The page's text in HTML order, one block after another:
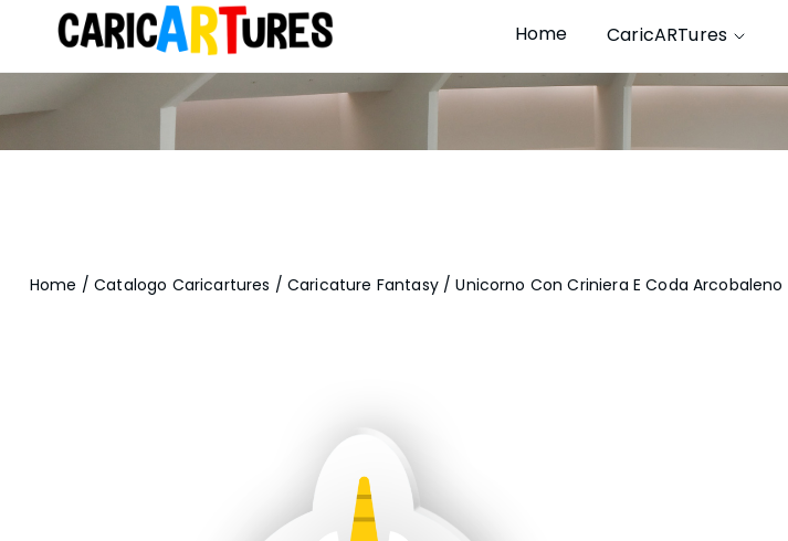
Home CaricARTures
Home /Catalogo Caricartures / Caricature Fantasy/ Unicorno Con Criniera E Coda Arcobaleno